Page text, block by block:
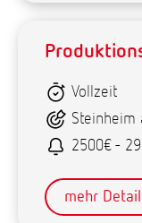
Vollzeit
Steinheim
2500€ -
mehr